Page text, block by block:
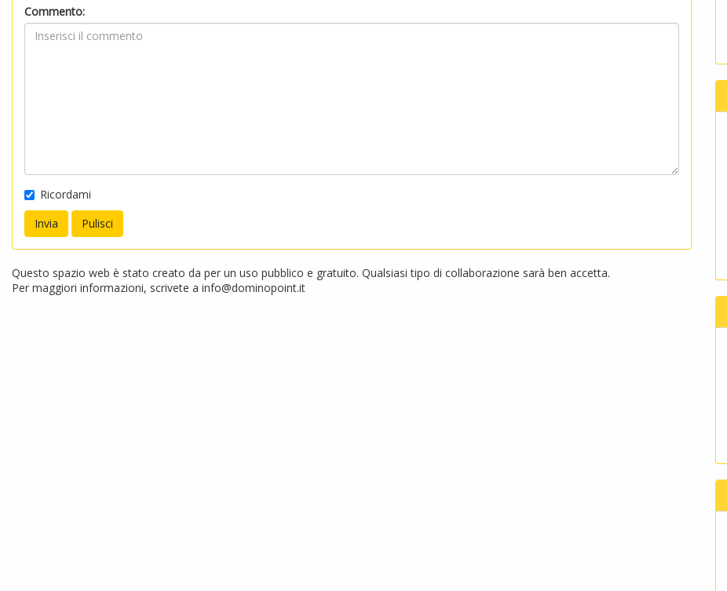
Commento:
Ricordami
Questo spazio web è stato creato da per un uso pubblico e gratuito. Qualsiasi tipo di collaborazione sarà ben accetta.
Per maggiori informazioni, scrivete a info@dominopoint.it